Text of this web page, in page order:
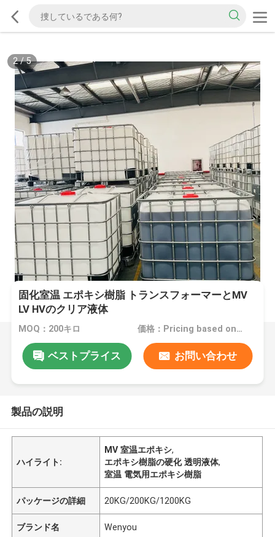
2/5
固化室温 エポキシ樹脂 トランスフォーマーとMV
LV HVのクリア液体
MOQ：200キロ 価格：Pricing based on different products
ベストプライス お問い合わせ
製品の説明
ハイライト:
MV 室温エポキシ,
エポキシ樹脂の硬化 透明液体,
室温 電気用エポキシ樹脂
パッケージの詳細 20KG/200KG/1200KG
ブランド名 Wenyou